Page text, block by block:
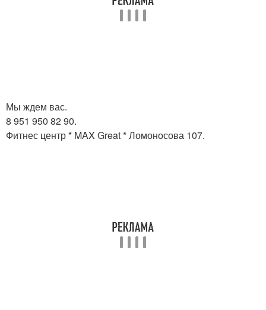
Мы ждем вас.
8 951 950 82 90.
Фитнес центр * MAX Great * Ломоносова 107.